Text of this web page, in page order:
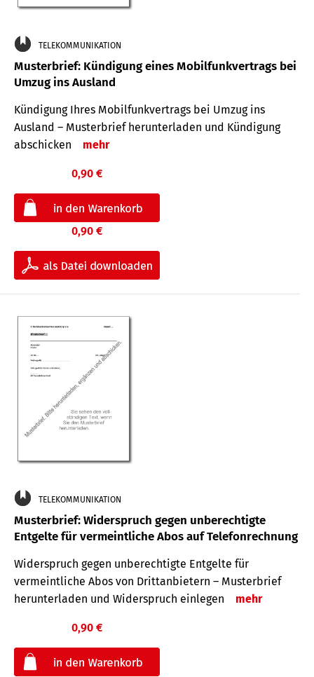
TELEKOMMUNIKATION
Musterbrief: Kündigung eines Mobilfunkvertrags bei
Umzug ins Ausland
Kündigung Ihres Mobilfunkvertrags bei Umzug ins
Ausland – Musterbrief herunterladen und Kündigung
abschicken
mehr
0,90 €
0,90 €
TELEKOMMUNIKATION
Musterbrief: Widerspruch gegen unberechtigte
Entgelte für vermeintliche Abos auf Telefonrechnung
Widerspruch gegen unberechtigte Entgelte für
vermeintliche Abos von Drittanbietern – Musterbrief
herunterladen und Widerspruch einlegen
mehr
0,90 €